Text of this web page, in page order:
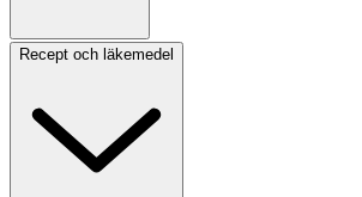
Recept och läkemedel